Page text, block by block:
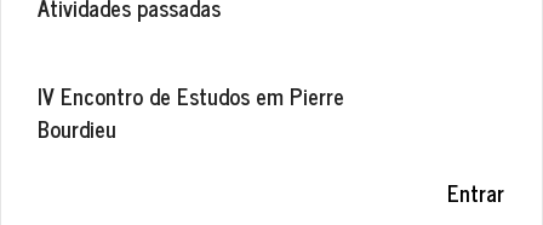
Atividades passadas
IV Encontro de Estudos em Pierre
Bourdieu
Entrar